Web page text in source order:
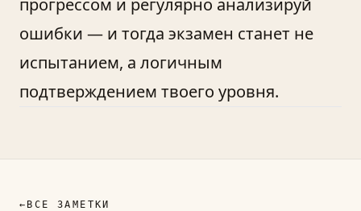
прогрессом и регулярно анализируй
ошибки — и тогда экзамен станет не
испытанием, а логичным
подтверждением твоего уровня.
← ВСЕ ЗАМЕТКИ